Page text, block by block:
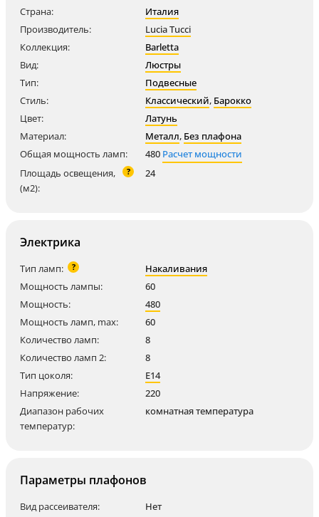
Страна:
Италия
Производитель:
Lucia Tucci
Коллекция:
Barletta
Вид:
Люстры
Тип:
Подвесные
Стиль:
Классический, Барокко
Цвет:
Латунь
Материал:
Металл, Без плафона
Общая мощность ламп:
480 Расчет мощности
Площадь освещения,
(м2):
? 24
Электрика
Тип ламп: ?
Накаливания
Мощность лампы:
60
Мощность:
480
Мощность ламп, max:
60
Количество ламп:
8
Количество ламп 2:
8
Тип цоколя:
E14
Напряжение:
220
Диапазон рабочих
температур:
комнатная температура
Параметры плафонов
Вид рассеивателя:
Нет